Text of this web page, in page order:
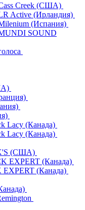
Creek (США)
Active (Ирландия)
(Испания)
SOUND
Lacy (Канада)
Lacy (Канада)
(США)
EXPERT (Канада)
(Канада)